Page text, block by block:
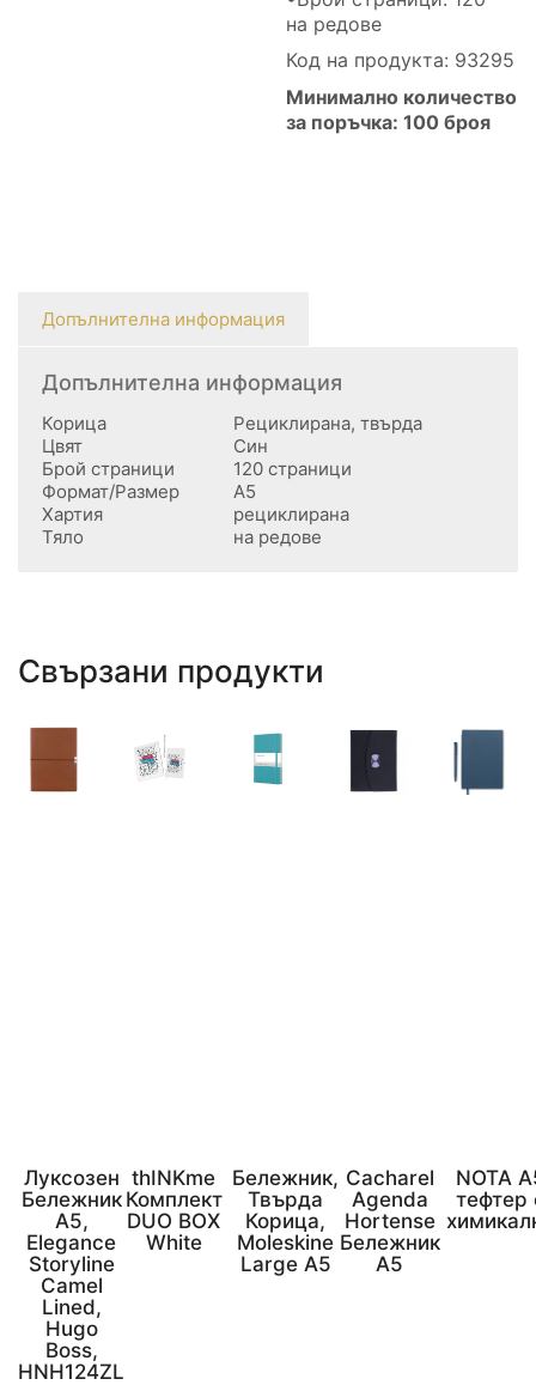
на редове
Код на продукта: 93295
Минимално количество
за поръчка: 100 броя
Допълнителна информация
Допълнителна информация
Корица
Рециклирана, твърда
Цвят
Син
Брой страници
120 страници
Формат/Размер
А5
Хартия
рециклирана
Тяло
на редове
Свързани продукти
Луксозен
Бележник
А5,
Elegance
Storyline
Camel
Lined,
Hugo
Boss,
HNH124ZL
thINKme
Комплект
DUO BOX
White
Бележник,
Твърда
Корица,
Moleskine
Large A5
Cacharel
Agenda
Hortense
Бележник
А5
NOTA
тефтер